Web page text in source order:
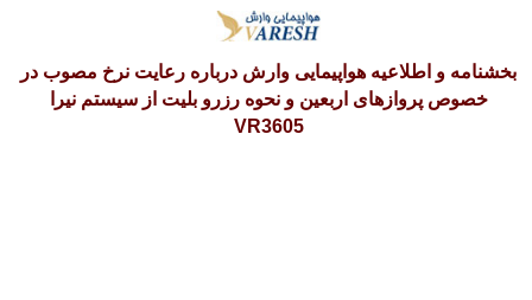
بخشنامه و اطلاعیه هواپیمایی وارش درباره رعایت نرخ مصوب در
خصوص پروازهای اربعین و نحوه رزرو بلیت از سیستم نیرا
VR3605